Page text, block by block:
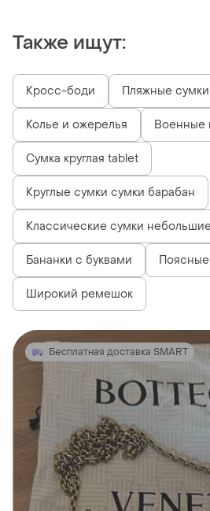
Также ищут:
Кросс-боди Пляжные сумки
Колье и ожерелья Военные
Сумка круглая tablet
Круглые сумки сумки барабан
Классические сумки
Бананки с буквами
Широкий ремешок
Бесплатная доставка SMART